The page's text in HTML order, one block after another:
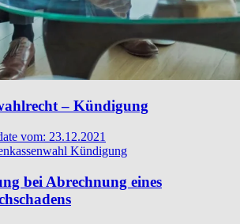
– Kündigung
vom: 23.12.2021
Kündigung
bei Abrechnung eines